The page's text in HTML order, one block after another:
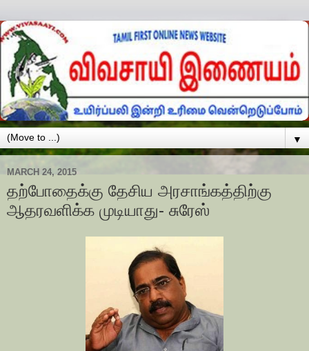
▼
MARCH 24, 2015
தற்போதைக்கு தேசிய அரசாங்கத்திற்கு
ஆதரவளிக்க முடியாது- சுரேஸ்